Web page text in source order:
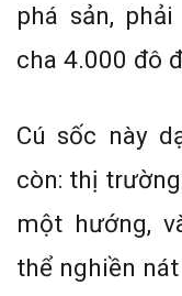
phá sản,
cha 4.000 đô
Cú sốc này
còn: thị
một hướng,
thể nghiền